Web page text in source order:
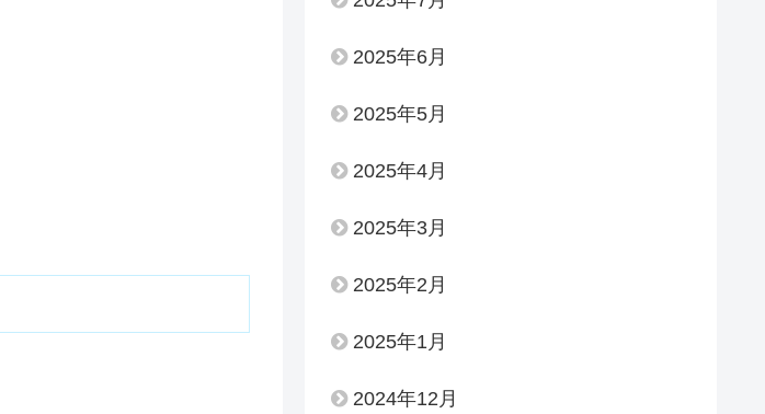
2025年6月
2025年5月
2025年4月
2025年3月
2025年2月
2025年1月
2024年12月